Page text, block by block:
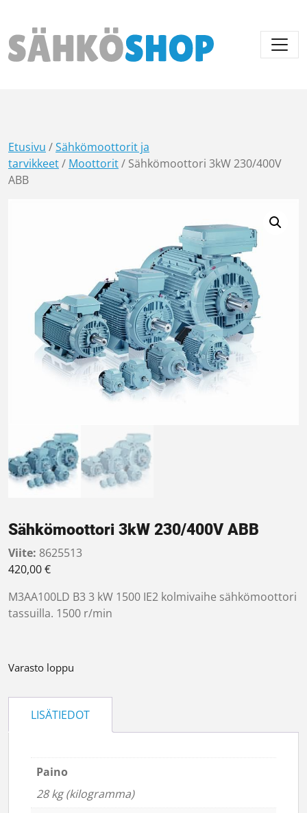
Päävalikko
Etusivu /Sähkömoottorit ja
tarvikkeet/ Moottorit/ Sähkömoottori 3kW 230/400V
ABB
Sähkömoottori 3kW 230/400V ABB
Viite: 8625513
420,00€
M3AA100LD B3 3 kW 1500 IE2 kolmivaihe sähkömoottori
tassuilla. 1500 r/min
Varasto loppu
LISÄTIEDOT
Paino
28 kg (kilogramma)